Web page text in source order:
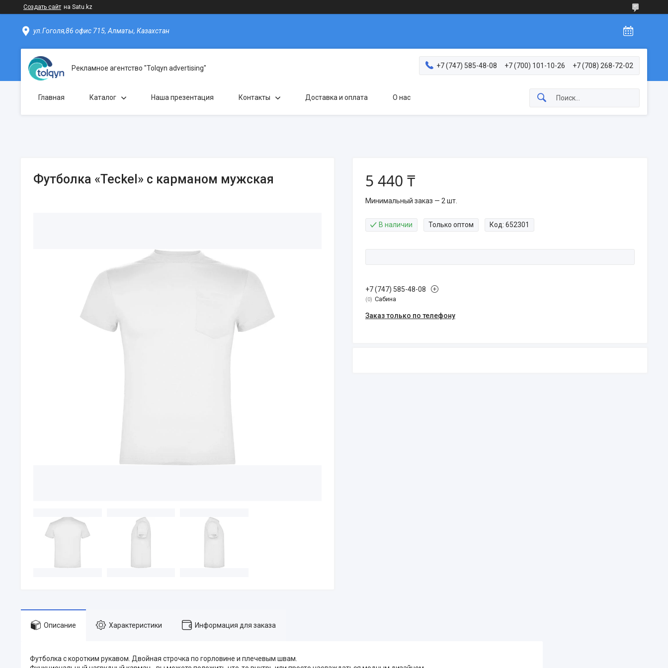
Создать сайт на Satu.kz
ул.Гоголя,86 офис 715, Алматы, Казахстан
Рекламное агентство "Tolqyn advertising" +7 (747) 585-48-08 +7 (700) 101-10-26 +7 (708) 268-72-02
Главная Каталог Наша презентация Контакты Доставка и оплата О нас
Футболка «Teckel» с карманом мужская 5 440 ₸
Минимальный заказ — 2 шт.
В наличии Только оптом Код: 652301
+7 (747) 585-48-08
0 Сабина
Заказ только по телефону
Описание Характеристики Информация для заказа
Футболка с коротким рукавом. Двойная строчка по горловине и плечевым швам.